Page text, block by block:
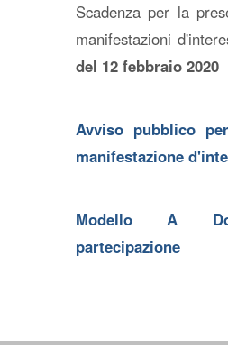
Scadenza per la
manifestazioni
del 12 febbraio 2020
Avviso pubblico
manifestazione
Modello A
partecipazione